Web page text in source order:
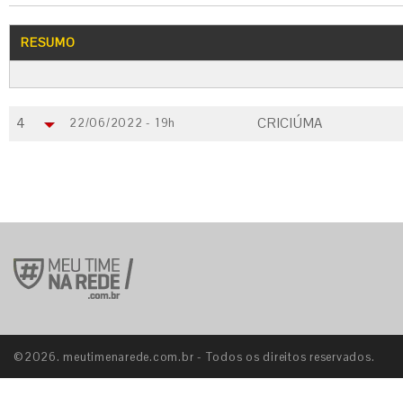
RESUMO
4 22/06/2022 - 19h CRICIÚMA
©2026. meutimenarede.com.br - Todos os direitos reservados.